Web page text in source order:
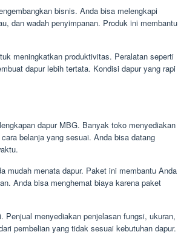
bisnis. Anda bisa melengkapi
dan wadah penyimpanan. Produk ini membantu
meningkatkan produktivitas. Peralatan seperti
dapur lebih tertata. Kondisi dapur yang rapi
dapur MBG. Banyak toko menyediakan
belanja yang sesuai. Anda bisa datang
mudah menata dapur. Paket ini membantu Anda
Anda bisa menghemat biaya karena paket
menyediakan penjelasan fungsi, ukuran,
pembelian yang tidak sesuai kebutuhan dapur.